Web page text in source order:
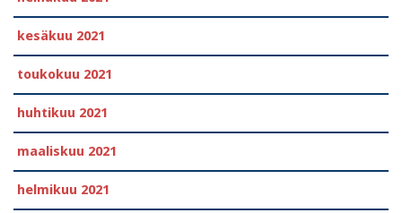
kesäkuu 2021
toukokuu 2021
huhtikuu 2021
maaliskuu 2021
helmikuu 2021